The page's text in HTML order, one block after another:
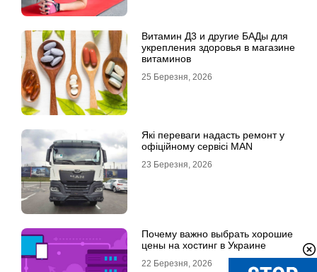
Витамин Д3 и другие БАДы для
укрепления здоровья в магазине
витаминов
25 Березня, 2026
Які переваги надасть ремонт у
офіційному сервісі MAN
23 Березня, 2026
Почему важно выбрать хорошие
цены на хостинг в Украине
22 Березня, 2026